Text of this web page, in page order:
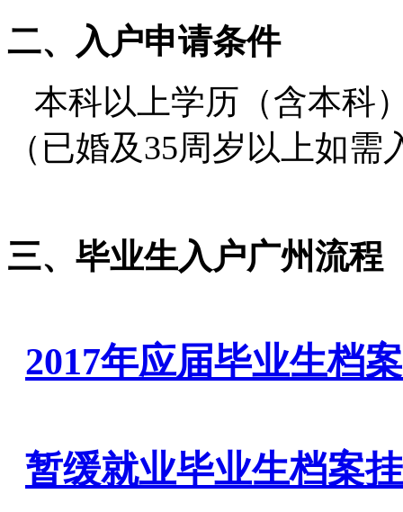
二、入户申请条件
本科以上学历（含本科
（已婚及35周岁以上如
三、 毕业生入户广州流程
2017年应届毕业生档
暂缓就业毕业生档案